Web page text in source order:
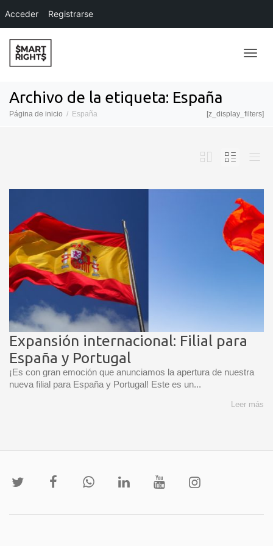
Archivo de la etiqueta: España
Página de inicio España [z_display_filters]
Expansión internacional: Filial para
España y Portugal
¡Es con gran emoción que anunciamos la apertura de nuestra
nueva filial para España y Portugal! Este es un...
Leer más
Acceder Registrarse